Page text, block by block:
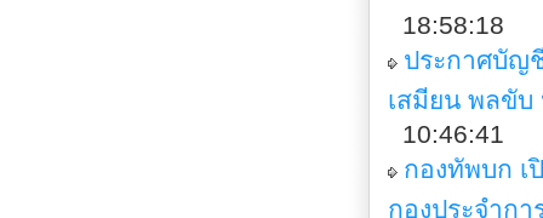
18:58:18
ประกาศบัญ
เสมียน พลขับ
10:46:41
กองทัพบก เ
กองประจำกา